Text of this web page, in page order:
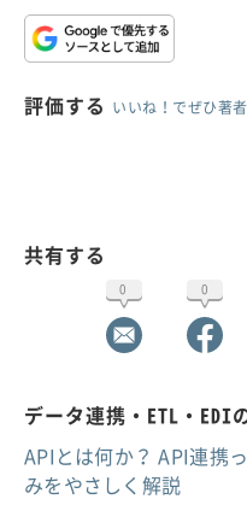
評価する いいね！でぜひ著
共有する
0 0
データ連携・ETL・EDI
APIとは何か？ API連携
みをやさしく解説